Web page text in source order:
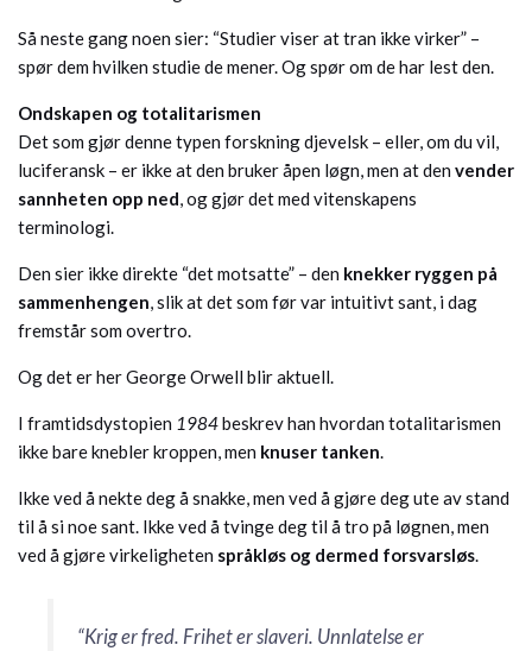
Så neste gang noen sier: “Studier viser at tran ikke virker” –
spør dem hvilken studie de mener. Og spør om de har lest den.
Ondskapen og totalitarismen
Det som gjør denne typen forskning djevelsk – eller, om du vil,
luciferansk – er ikke at den bruker åpen løgn, men at den vender
sannheten opp ned, og gjør det med vitenskapens
terminologi.
Den sier ikke direkte “det motsatte” – den knekker ryggen på
sammenhengen, slik at det som før var intuitivt sant, i dag
fremstår som overtro.
Og det er her George Orwell blir aktuell.
I framtidsdystopien 1984beskrev han hvordan totalitarismen
ikke bare knebler kroppen, men knuser tanken.
Ikke ved å nekte deg å snakke, men ved å gjøre deg ute av stand
til å si noe sant. Ikke ved å tvinge deg til å tro på løgnen, men
ved å gjøre virkeligheten språkløs og dermed forsvarsløs.
“Krig er fred. Frihet er slaveri. Unnlatelse er